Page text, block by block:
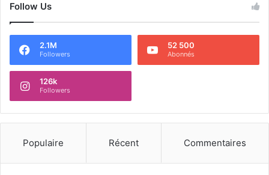
Follow Us
2.1M
Followers
52 500
Abonnés
126k
Followers
Populaire Récent Commentaires